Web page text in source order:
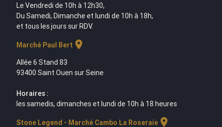
Le Vendredi de 10h à 12h30,
Du Samedi, Dimanche et lundi de 10h à 18h,
et tous les jours sur RDV.
Marché Paul Bert location_on
Allée 6 Stand 83
93400 Saint Ouen sur Seine
Horaires :
les samedis, dimanches et lundi de 10h à 18 heures
Stone Legend - Marché Cambo La Roseraielocation_on